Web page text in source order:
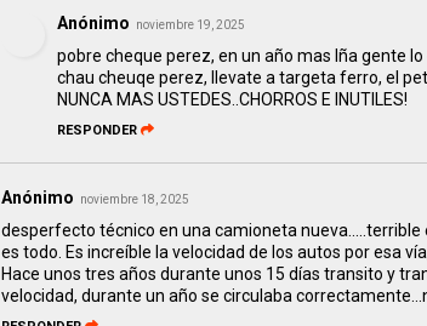
Anónimo noviembre 19, 2025
pobre cheque perez, en un año mas lña gente
chau cheuqe perez, llevate a targeta ferro, el
NUNCA MAS USTEDES..CHORROS E INUTILES!
RESPONDER
Anónimo noviembre 18, 2025
desperfecto técnico en una camioneta
es todo. Es increíble la velocidad de los autos por esa
Hace unos tres años durante unos 15 días transito y
velocidad, durante un año se circulaba